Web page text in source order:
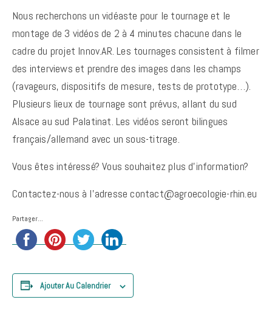
Nous recherchons un vidéaste pour le tournage et le
montage de 3 vidéos de 2 à 4 minutes chacune dans le
cadre du projet Innov.AR. Les tournages consistent à filmer
des interviews et prendre des images dans les champs
(ravageurs, dispositifs de mesure, tests de prototype…).
Plusieurs lieux de tournage sont prévus, allant du sud
Alsace au sud Palatinat. Les vidéos seront bilingues
français/allemand avec un sous-titrage.
Vous êtes intéressé? Vous souhaitez plus d’information?
Contactez-nous à l’adresse contact@agroecologie-rhin.eu
Partager...
Ajouter Au Calendrier